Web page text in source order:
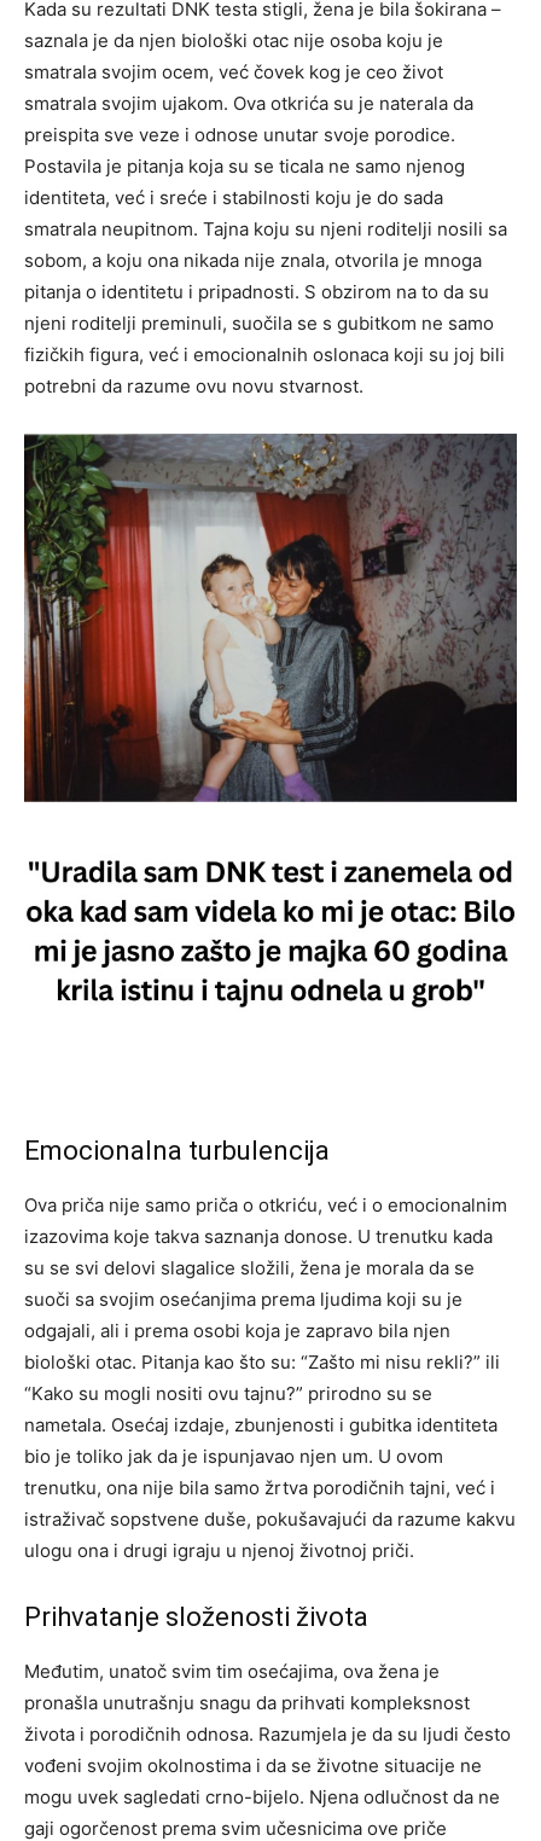
Kada su rezultati DNK testa stigli, žena je bila šokirana –
saznala je da njen biološki otac nije osoba koju je
smatrala svojim ocem, već čovek kog je ceo život
smatrala svojim ujakom. Ova otkrića su je naterala da
preispita sve veze i odnose unutar svoje porodice.
Postavila je pitanja koja su se ticala ne samo njenog
identiteta, već i sreće i stabilnosti koju je do sada
smatrala neupitnom. Tajna koju su njeni roditelji nosili sa
sobom, a koju ona nikada nije znala, otvorila je mnoga
pitanja o identitetu i pripadnosti. S obzirom na to da su
njeni roditelji preminuli, suočila se s gubitkom ne samo
fizičkih figura, već i emocionalnih oslonaca koji su joj bili
potrebni da razume ovu novu stvarnost.
Emocionalna turbulencija
Ova priča nije samo priča o otkriću, već i o emocionalnim
izazovima koje takva saznanja donose. U trenutku kada
su se svi delovi slagalice složili, žena je morala da se
suoči sa svojim osećanjima prema ljudima koji su je
odgajali, ali i prema osobi koja je zapravo bila njen
biološki otac. Pitanja kao što su: “Zašto mi nisu rekli?” ili
“Kako su mogli nositi ovu tajnu?” prirodno su se
nametala. Osećaj izdaje, zbunjenosti i gubitka identiteta
bio je toliko jak da je ispunjavao njen um. U ovom
trenutku, ona nije bila samo žrtva porodičnih tajni, već i
istraživač sopstvene duše, pokušavajući da razume kakvu
ulogu ona i drugi igraju u njenoj životnoj priči.
Prihvatanje složenosti života
Međutim, unatoč svim tim osećajima, ova žena je
pronašla unutrašnju snagu da prihvati kompleksnost
života i porodičnih odnosa. Razumjela je da su ljudi često
vođeni svojim okolnostima i da se životne situacije ne
mogu uvek sagledati crno-bijelo. Njena odlučnost da ne
gaji ogorčenost prema svim učesnicima ove priče